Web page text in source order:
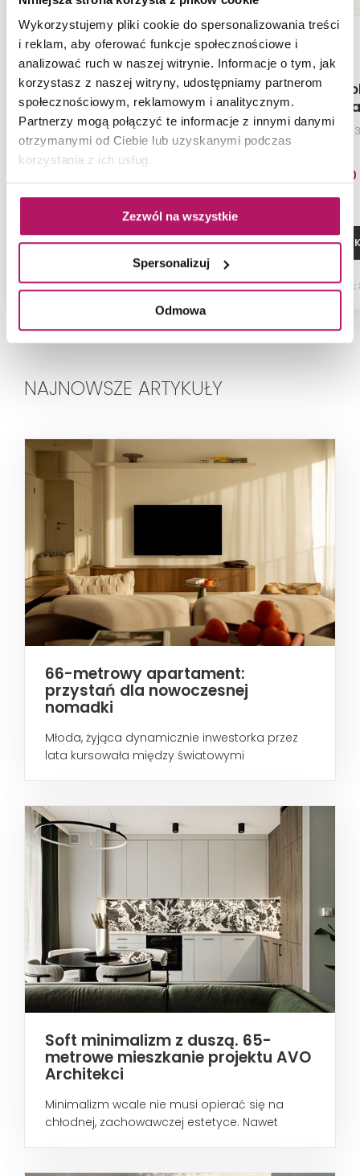
Wykorzystujemy pliki cookie do spersonalizowania treści
i reklam, aby oferować funkcje społecznościowe i
analizować ruch w naszej witrynie. Informacje o tym, jak
korzystasz z naszej witryny, udostępniamy partnerom
społecznościowym, reklamowym i analitycznym.
Partnerzy mogą połączyć te informacje z innymi danymi
otrzymanymi od Ciebie lub uzyskanymi podczas
korzystania z ich usług.
Zezwól na wszystkie
Spersonalizuj
Odmowa
Paradyż Cold Princess
Black Ściana Struktura
Rekt.
Płytka ścienna, 39,8x119,8 cm
DODAJ DO KOSZYKA
Dostępność:8,14 m2
Paradyż
White
Płytka ścienna,
DODAJ DO
Dostępność:
NAJNOWSZE ARTYKUŁY
66-metrowy apartament:
przystań dla nowoczesnej
nomadki
Młoda, żyjąca dynamicznie inwestorka przez
lata kursowała między światowymi
Soft minimalizm z duszą. 65-
metrowe mieszkanie projektu AVO
Architekci
Minimalizm wcale nie musi opierać się na
chłodnej, zachowawczej estetyce. Nawet